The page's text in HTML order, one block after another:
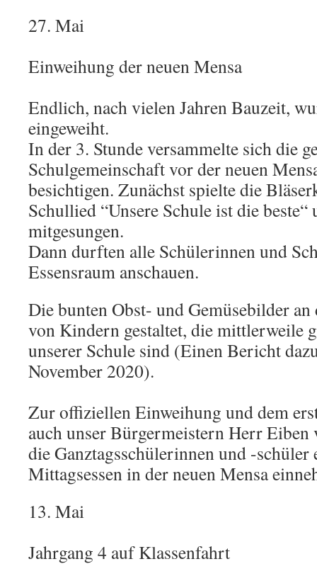
27. Mai
Einweihung der neuen Mensa
Endlich, nach vielen Jahren Bauzeit,
eingeweiht.
In der 3. Stunde versammelte sich die
Schulgemeinschaft vor der neuen
besichtigen. Zunächst spielte die
Schullied “Unsere Schule ist die
mitgesungen.
Dann durften alle Schülerinnen und
Essensraum anschauen.
Die bunten Obst- und Gemüsebilder
von Kindern gestaltet, die mittlerweile
unserer Schule sind (Einen Bericht
November 2020).
Zur offiziellen Einweihung und dem
auch unser Bürgermeistern Herr
die Ganztagsschülerinnen und -schüler
Mittagsessen in der neuen Mensa
13. Mai
Jahrgang 4 auf Klassenfahrt